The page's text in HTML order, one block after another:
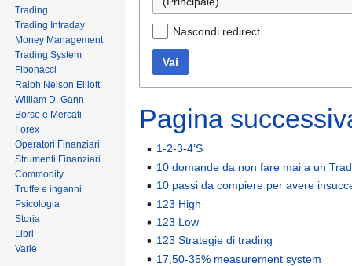
Nascondi redirect
Vai
Pagina
1-2-3-4’S
10 domande da non fare mai a un
10 passi da compiere per avere
123 High
123 Low
123 Strategie di trading
17,50-35% measurement system
Trading
Trading Intraday
Money Management
Trading System
Fibonacci
Ralph Nelson Elliott
William D. Gann
Borse e Mercati
Forex
Operatori Finanziari
Strumenti Finanziari
Commodity
Truffe e inganni
Psicologia
Storia
Libri
Varie